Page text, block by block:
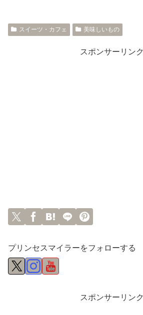
スイーツ・カフェ 美味しいもの
スポンサーリンク
プリンセスマイラーをフォローする
スポンサーリンク